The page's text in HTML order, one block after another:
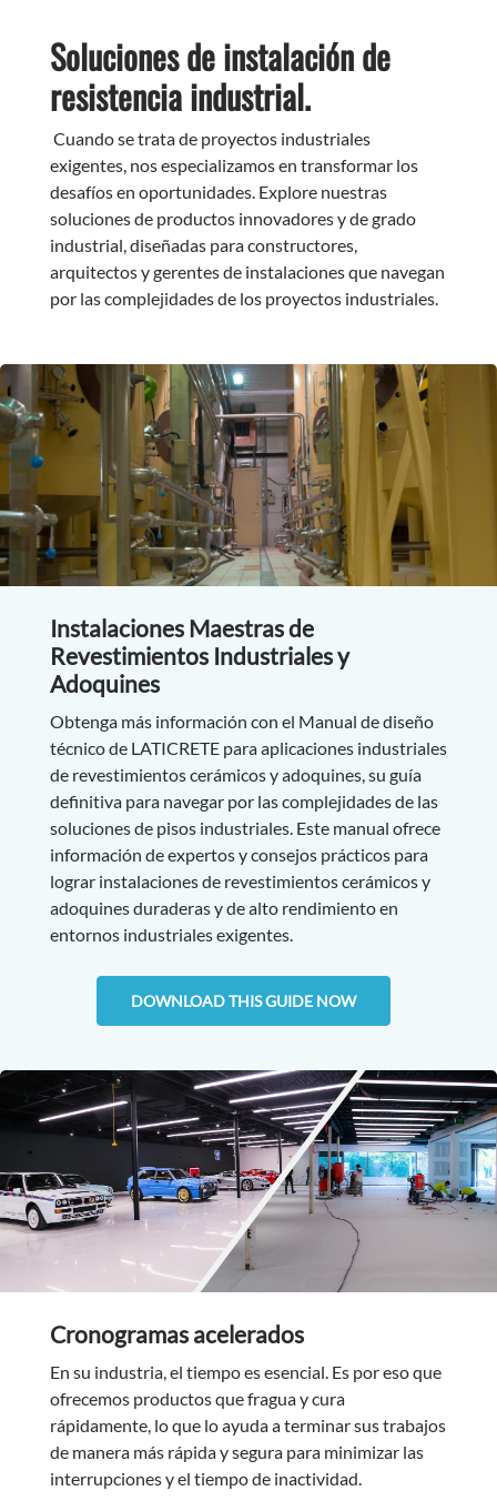
Soluciones de instalación de
resistencia industrial.
Cuando se trata de proyectos industriales
exigentes, nos especializamos en transformar los
desafíos en oportunidades. Explore nuestras
soluciones de productos innovadores y de grado
industrial, diseñadas para constructores,
arquitectos y gerentes de instalaciones que navegan
por las complejidades de los proyectos industriales.
Instalaciones Maestras de
Revestimientos Industriales y
Adoquines
Obtenga más información con el Manual de diseño
técnico de LATICRETE para aplicaciones industriales
de revestimientos cerámicos y adoquines, su guía
definitiva para navegar por las complejidades de las
soluciones de pisos industriales. Este manual ofrece
información de expertos y consejos prácticos para
lograr instalaciones de revestimientos cerámicos y
adoquines duraderas y de alto rendimiento en
entornos industriales exigentes.
DOWNLOAD THIS GUIDE NOW
Cronogramas acelerados
En su industria, el tiempo es esencial. Es por eso que
ofrecemos productos que fragua y cura
rápidamente, lo que lo ayuda a terminar sus trabajos
de manera más rápida y segura para minimizar las
interrupciones y el tiempo de inactividad.